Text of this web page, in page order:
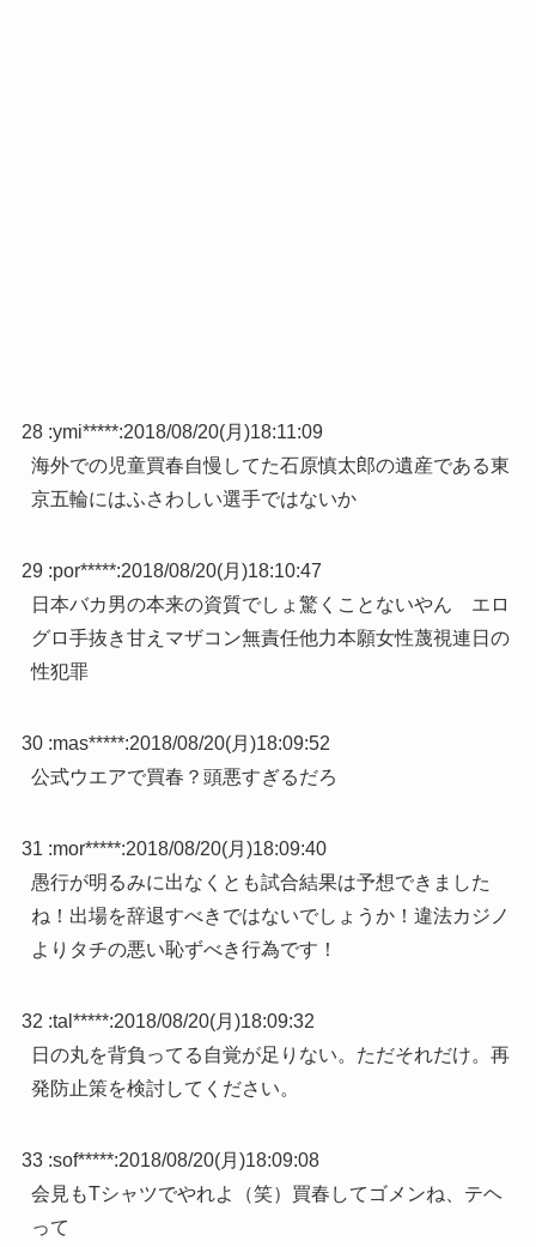
28 :ymi*****:2018/08/20(月)18:11:09
海外での児童買春自慢してた石原慎太郎の遺産である東
京五輪にはふさわしい選手ではないか
29 :por*****:2018/08/20(月)18:10:47
日本バカ男の本来の資質でしょ驚くことないやん エロ
グロ手抜き甘えマザコン無責任他力本願女性蔑視連日の
性犯罪
30 :mas*****:2018/08/20(月)18:09:52
公式ウエアで買春？頭悪すぎるだろ
31 :mor*****:2018/08/20(月)18:09:40
愚行が明るみに出なくとも試合結果は予想できました
ね！出場を辞退すべきではないでしょうか！違法カジノ
よりタチの悪い恥ずべき行為です！
32 :tal*****:2018/08/20(月)18:09:32
日の丸を背負ってる自覚が足りない。ただそれだけ。再
発防止策を検討してください。
33 :sof*****:2018/08/20(月)18:09:08
会見もTシャツでやれよ（笑）買春してゴメンね、テヘ
って